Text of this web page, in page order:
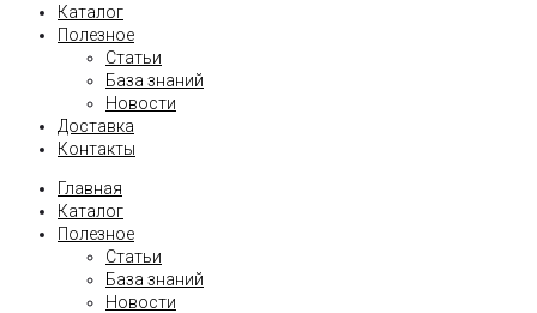
Каталог
Полезное
Статьи
База знаний
Новости
Доставка
Контакты
Главная
Каталог
Полезное
Статьи
База знаний
Новости